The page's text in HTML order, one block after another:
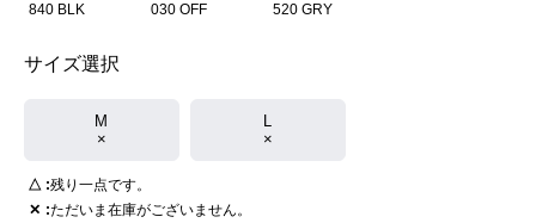
840 BLK 030 OFF 520 GRY
サイズ選択
M
×
L
×
△ 残り一点です。
✕
ただいま在庫がございません。